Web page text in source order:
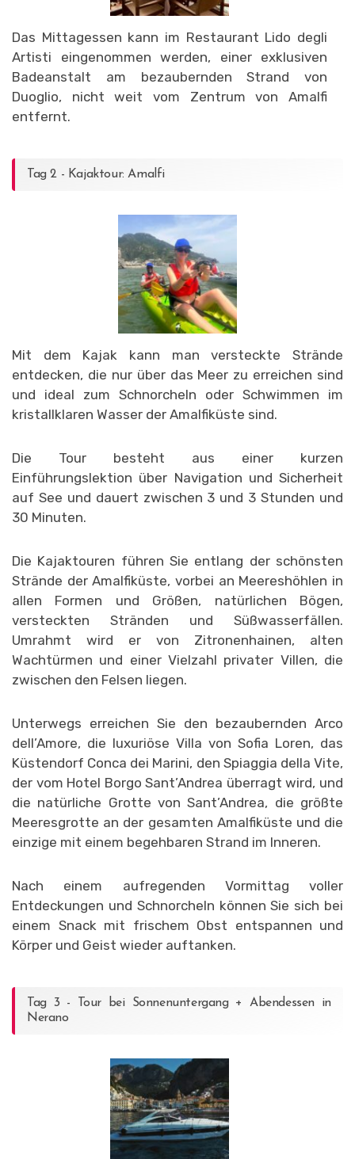
Das Mittagessen kann im Restaurant Lido degli
Artisti eingenommen werden, einer exklusiven
Badeanstalt am bezaubernden Strand von
Duoglio, nicht weit vom Zentrum von Amalfi
entfernt.
Tag 2 - Kajaktour: Amalfi
Mit dem Kajak kann man versteckte Strände
entdecken, die nur über das Meer zu erreichen sind
und ideal zum Schnorcheln oder Schwimmen im
kristallklaren Wasser der Amalfiküste sind.
Die Tour besteht aus einer kurzen
Einführungslektion über Navigation und Sicherheit
auf See und dauert zwischen 3 und 3 Stunden und
30 Minuten.
Die Kajaktouren führen Sie entlang der schönsten
Strände der Amalfiküste, vorbei an Meereshöhlen in
allen Formen und Größen, natürlichen Bögen,
versteckten Stränden und Süßwasserfällen.
Umrahmt wird er von Zitronenhainen, alten
Wachtürmen und einer Vielzahl privater Villen, die
zwischen den Felsen liegen.
Unterwegs erreichen Sie den bezaubernden Arco
dell’Amore, die luxuriöse Villa von Sofia Loren, das
Küstendorf Conca dei Marini, den Spiaggia della Vite,
der vom Hotel Borgo Sant’Andrea überragt wird, und
die natürliche Grotte von Sant’Andrea, die größte
Meeresgrotte an der gesamten Amalfiküste und die
einzige mit einem begehbaren Strand im Inneren.
Nach einem aufregenden Vormittag voller
Entdeckungen und Schnorcheln können Sie sich bei
einem Snack mit frischem Obst entspannen und
Körper und Geist wieder auftanken.
Tag 3 - Tour bei Sonnenuntergang + Abendessen in
Nerano